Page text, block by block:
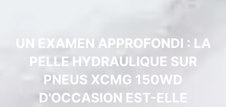
UN EXAMEN APPROFONDI : LA
PELLE HYDRAULIQUE SUR
PNEUS XCMG 150WD
D'OCCASION EST-ELLE